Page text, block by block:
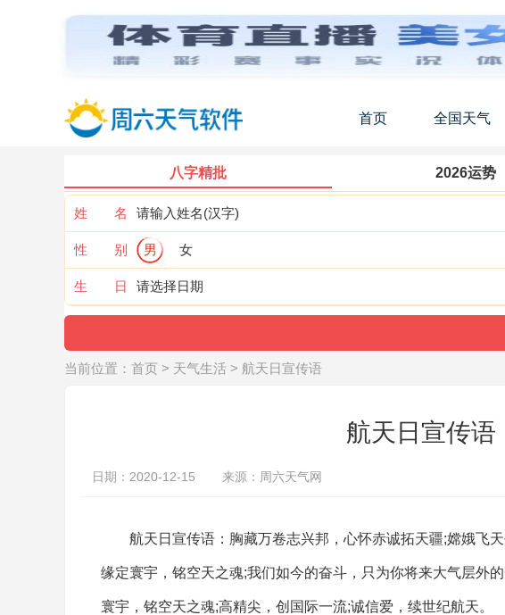
首页 全国天气
八字精批 2026运势
姓 名
性 别 男 女
生 日
当前位置： 首页 > 天气生活 > 航天日宣传语
航天日宣传语
日期：2020-12-15 来源：周六天气网
航天日宣传语：胸藏万卷志兴邦，心怀赤诚拓天疆;嫦娥飞天
缘定寰宇，铭空天之魂;我们如今的奋斗，只为你将来大气层外
寰宇，铭空天之魂;高精尖，创国际一流;诚信爱，续世纪航天。